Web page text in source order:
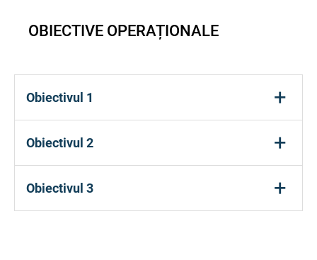
OBIECTIVE OPERAȚIONALE
Obiectivul 1 +
Sădenumească corect
cel puțin 3 mijloace de
transport terestre, aeriene și navale, pe baza
materialelor prezentate
Obiectivul 2 +
Săclasifice
mediul de deplasare (uscat, aer, apă)
utilizând
jocuri interactivepe tablă inteligentă / tabletă;
Obiectivul 3 +